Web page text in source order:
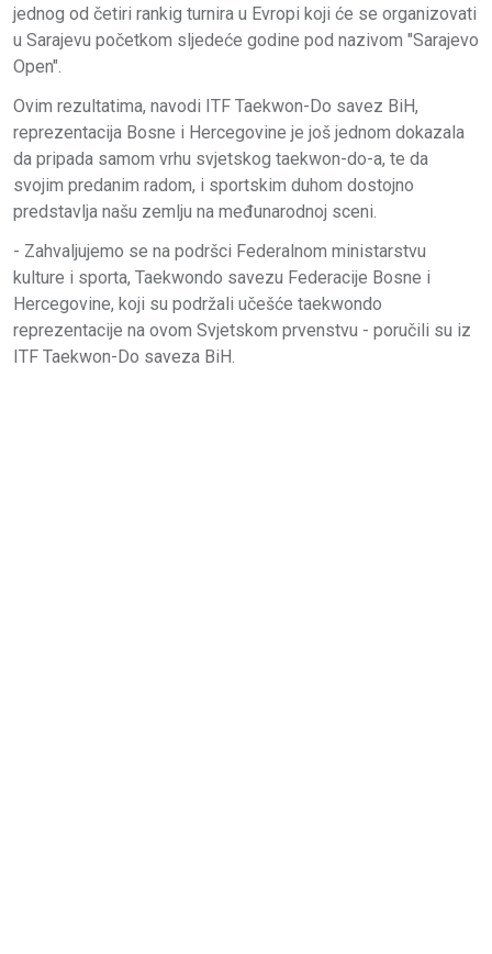
jednog od četiri rankig turnira u Evropi koji će se organizovati
u Sarajevu početkom sljedeće godine pod nazivom "Sarajevo
Open".
Ovim rezultatima, navodi ITF Taekwon-Do savez BiH,
reprezentacija Bosne i Hercegovine je još jednom dokazala
da pripada samom vrhu svjetskog taekwon-do-a, te da
svojim predanim radom, i sportskim duhom dostojno
predstavlja našu zemlju na međunarodnoj sceni.
- Zahvaljujemo se na podršci Federalnom ministarstvu
kulture i sporta, Taekwondo savezu Federacije Bosne i
Hercegovine, koji su podržali učešće taekwondo
reprezentacije na ovom Svjetskom prvenstvu - poručili su iz
ITF Taekwon-Do saveza BiH.